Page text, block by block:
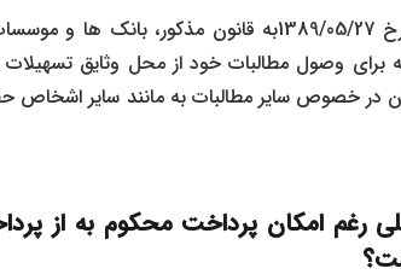
به موجب تبصره الحاقی مورخ 1389/05/27به قانون
برای وصول مطالبات خود از محل وثایق تسهیلات
در خصوص سایر مطالبات به مانند سایر اشخاص
رغم امکان پرداخت محکوم به از